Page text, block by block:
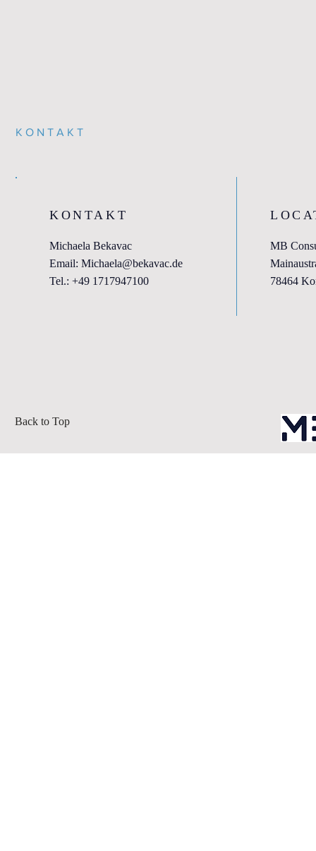
KONTAKT
KONTAKT
Michaela Bekavac
Email: Michaela@bekavac.de
Tel.: +49 1717947100
MB
78464
Back to Top